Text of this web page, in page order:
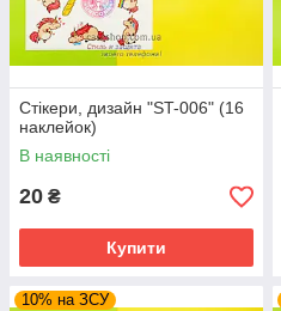
Стікери, дизайн "ST-006" (16
наклейок)
В наявності
20 ₴
Купити
10% на ЗСУ